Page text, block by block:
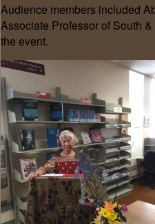
Audience members included
Associate Professor of South
the event.